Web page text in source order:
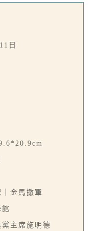
日
金馬撤軍
館
主席施明德